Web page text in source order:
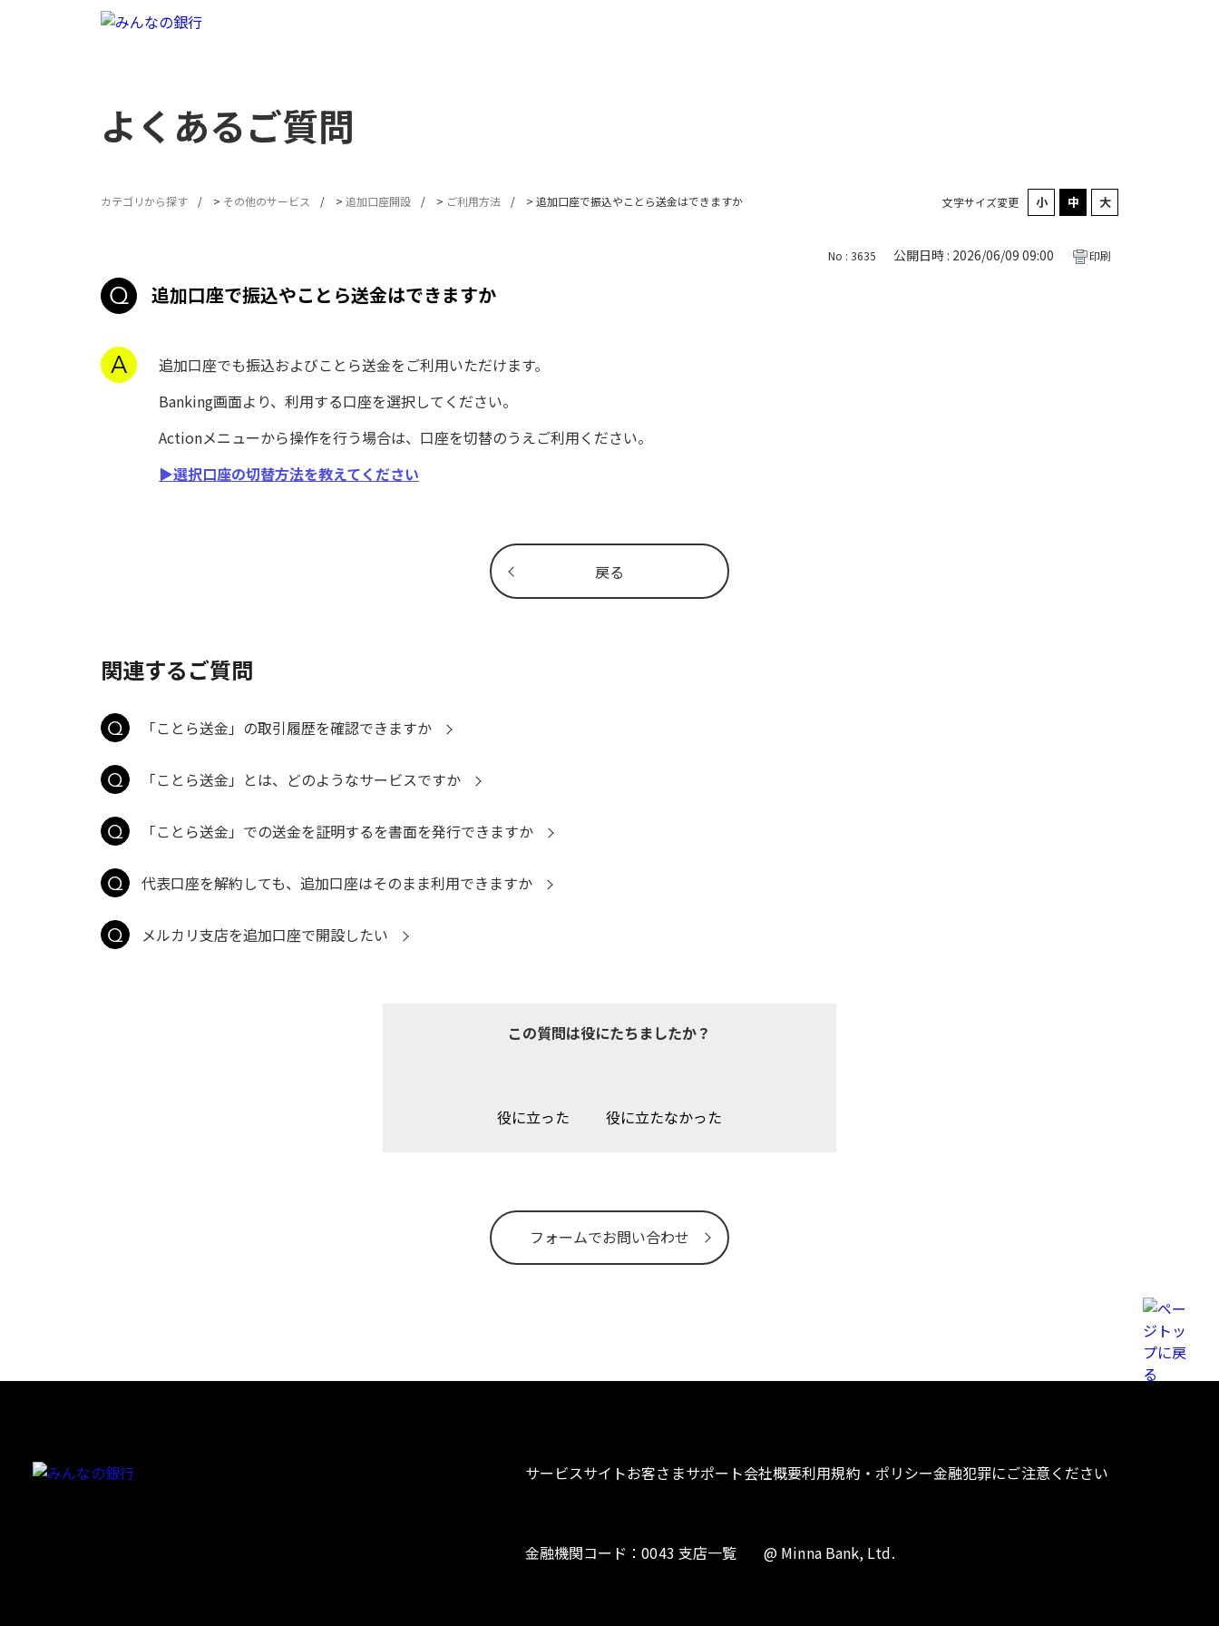
よくあるご質問
文字サイズ変更
カテゴリから探す > その他のサービス > 追加口座開設 > ご利用方法 > 追加口座で振込やことら送金はできますか
戻る
No : 3635 公開日時 : 2026/06/09 09:00 印刷
追加口座で振込やことら送金はできますか
追加口座でも振込およびことら送金をご利用いただけます。
Banking画面より、利用する口座を選択してください。
Actionメニューから操作を行う場合は、口座を切替のうえご利用ください。
▶選択口座の切替方法を教えてください
関連するご質問
「ことら送金」の取引履歴を確認できますか
「ことら送金」とは、どのようなサービスですか
「ことら送金」での送金を証明するを書面を発行できますか
代表口座を解約しても、追加口座はそのまま利用できますか
メルカリ支店を追加口座で開設したい
この質問は役にたちましたか？
役に立った 役に立たなかった
フォームでお問い合わせ
サービスサイトお客さまサポート会社概要利用規約・ポリシー金融犯罪にご注意ください
金融機関コード：0043 支店一覧 @ Minna Bank, Ltd.